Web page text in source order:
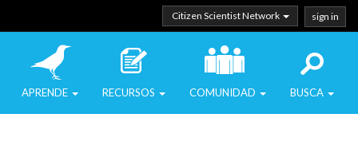
Citizen Scientist Network sign in
APRENDE RECURSOS COMUNIDAD BUSCA